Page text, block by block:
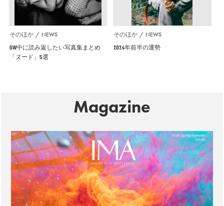
そのほか NEWS
GW中に読み返したい写真集まとめ
「ヌード」5選
そのほか NEWS
2024年前半の運勢
Magazine